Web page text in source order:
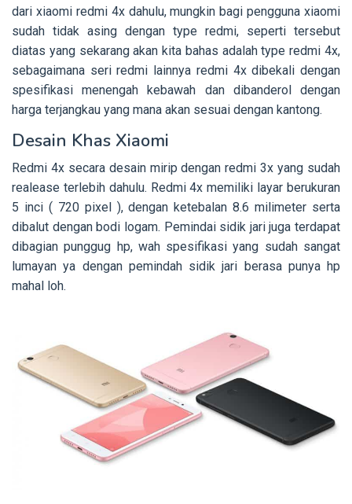
dari xiaomi redmi 4x dahulu, mungkin bagi pengguna xiaomi
sudah tidak asing dengan type redmi, seperti tersebut
diatas yang sekarang akan kita bahas adalah type redmi 4x,
sebagaimana seri redmi lainnya redmi 4x dibekali dengan
spesifikasi menengah kebawah dan dibanderol dengan
harga terjangkau yang mana akan sesuai dengan kantong.
Desain Khas Xiaomi
Redmi 4x secara desain mirip dengan redmi 3x yang sudah
realease terlebih dahulu. Redmi 4x memiliki layar berukuran
5 inci ( 720 pixel ), dengan ketebalan 8.6 milimeter serta
dibalut dengan bodi logam. Pemindai sidik jari juga terdapat
dibagian punggug hp, wah spesifikasi yang sudah sangat
lumayan ya dengan pemindah sidik jari berasa punya hp
mahal loh.